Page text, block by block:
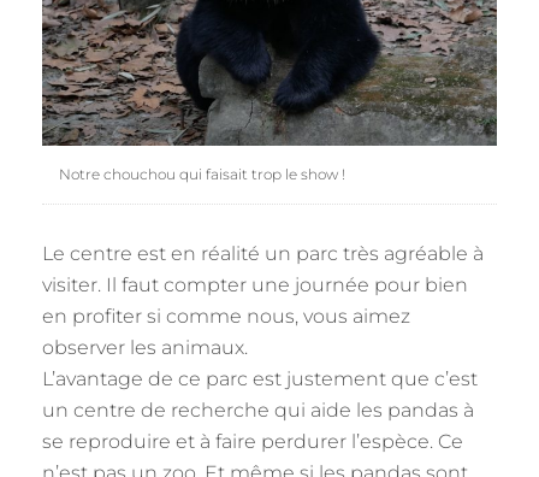
Notre chouchou qui faisait trop le show !
Le centre est en réalité un parc très agréable à
visiter. Il faut compter une journée pour bien
en profiter si comme nous, vous aimez
observer les animaux.
L’avantage de ce parc est justement que c’est
un centre de recherche qui aide les pandas à
se reproduire et à faire perdurer l’espèce. Ce
n’est pas un zoo. Et même si les pandas sont